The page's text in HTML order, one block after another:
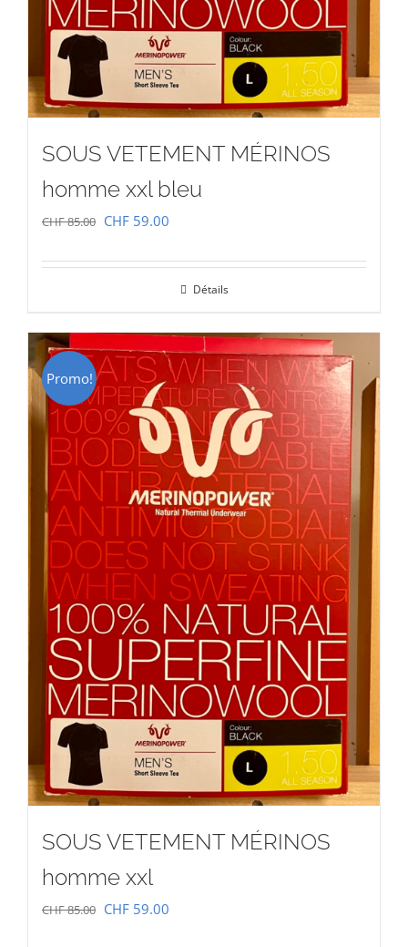
SOUS VETEMENT MÉRINOS
homme xxl bleu
CHF85.00 Le
initial
CHF 85.00.
CHF 59.00
actuel
CHF 59.00.
Détails
Promo!
SOUS VETEMENT MÉRINOS
homme xxl
CHF85.00 Le
CHF 59.00